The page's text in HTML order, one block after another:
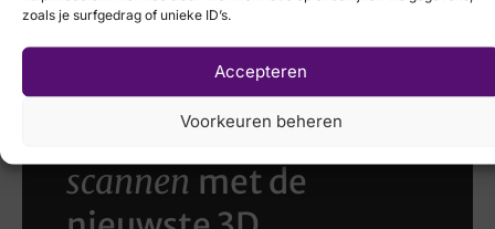
zoals je surfgedrag of unieke ID’s.
Accepteren
Voorkeuren beheren
Laat uw voeten
scannen met de